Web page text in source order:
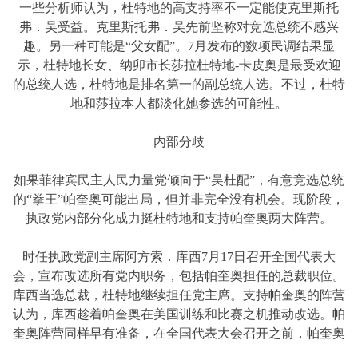
一些分析师认为，杜特地的高支持率不一定能使克里斯托
弗．吴受益。克里斯托弗．吴先前坚称对竞选总统不感兴
趣。另一种可能是“父女配”。7月发布的数项民调结果显
示，杜特地长女、纳卯市长莎拉杜特地-卡皮奥是最受欢迎
的总统人选，杜特地是排名第一的副总统人选。不过，杜特
地和莎拉本人都淡化她参选的可能性。
内部分歧
如果菲律宾民主人民力量党倾向于“吴杜配”，有意竞选总统
的“拳王”帕奎奥可能出局，但并非完全没有机会。现阶段，
执政党内部分化成力挺杜特地和支持帕奎奥两大阵营。
时任执政党副主席阿方索．库西7月17日召开全国代表大
会，宣布改选所有党内职务，包括帕奎奥担任的总裁职位。
库西当选总裁，杜特地继续担任党主席。支持帕奎奥的阵营
认为，库西趁着帕奎奥在美国训练和比赛之机推动改选。帕
奎奥阵营同样早有准备，在全国代表大会召开之前，帕奎奥